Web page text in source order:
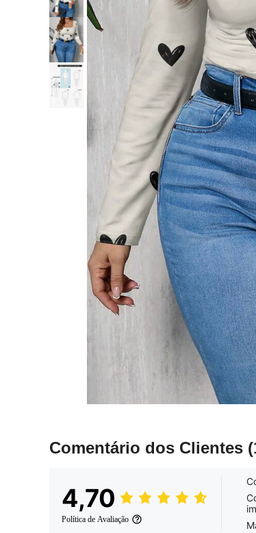
Comentário dos Clientes
4,70
Política de Avaliação